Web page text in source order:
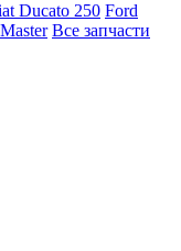
Ducato 250 Ford
Все запчасти